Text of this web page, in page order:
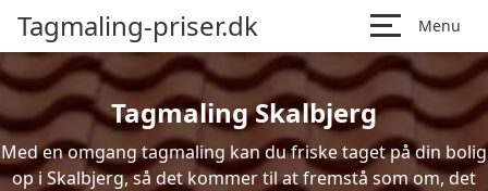
Tagmaling-priser.dk Menu
Tagmaling Skalbjerg
Med en omgang tagmaling kan du friske taget på din bolig
op i Skalbjerg, så det kommer til at fremstå som om, det